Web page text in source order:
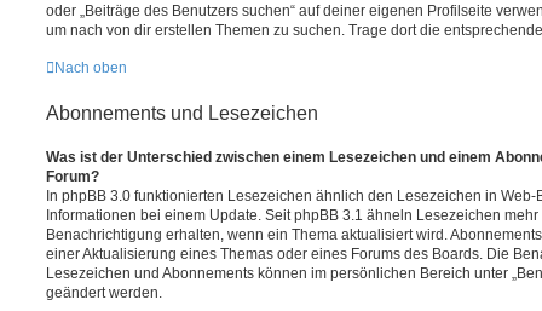
oder „Beiträge des Benutzers suchen“ auf deiner eigenen Profilseite
um nach von dir erstellen Themen zu suchen. Trage dort die
Nach oben
Abonnements und Lesezeichen
Was ist der Unterschied zwischen einem Lesezeichen und einem
Forum?
In phpBB 3.0 funktionierten Lesezeichen ähnlich den Lesezeichen in
Informationen bei einem Update. Seit phpBB 3.1 ähneln Lesezeichen
Benachrichtigung erhalten, wenn ein Thema aktualisiert wird.
einer Aktualisierung eines Themas oder eines Forums des Boards. Die
Lesezeichen und Abonnements können im persönlichen Bereich unter
geändert werden.